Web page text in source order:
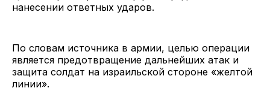
нанесении ответных ударов.
По словам источника в армии, целью операции
является предотвращение дальнейших атак и
защита солдат на израильской стороне «желтой
линии».